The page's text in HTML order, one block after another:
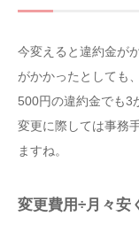
今変えると違約金が
がかかったとしても
500円の違約金でも3
変更に際しては事務
ますね。
変更費用÷月々安